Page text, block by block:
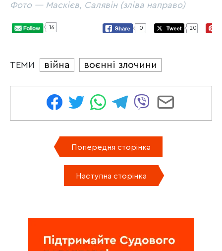
Фото — Маскієв, Салявін (зліва направо)
16 0 20
ТЕМИ війна воєнні злочини
Попередня сторінка
Наступна сторінка